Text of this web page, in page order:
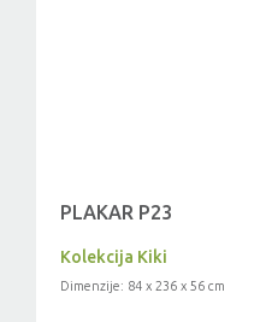
PLAKAR P23
Kolekcija Kiki
Dimenzije: 84 x 236 x 56 cm